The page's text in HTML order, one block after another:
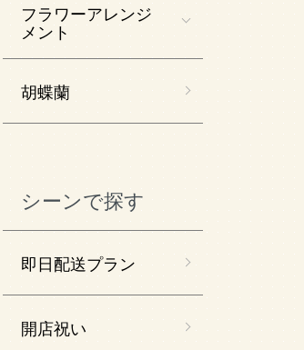
フラワーアレンジ
メント
胡蝶蘭
シーンで探す
即日配送プラン
開店祝い